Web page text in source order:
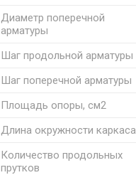
Диаметр поперечной
арматуры
Шаг продольной арматуры
Шаг поперечной арматуры
Площадь опоры, см2
Длина окружности каркаса
Количество продольных
прутков